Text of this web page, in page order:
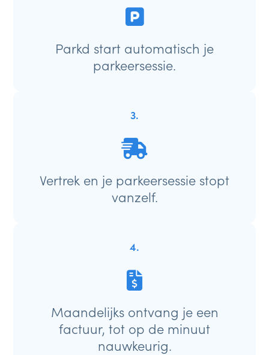
Parkd start automatisch je
parkeersessie.
3.
Vertrek en je parkeersessie stopt
vanzelf.
4.
Maandelijks ontvang je een
factuur, tot op de minuut
nauwkeurig.